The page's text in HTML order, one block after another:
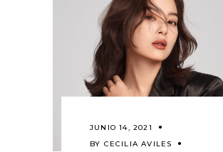
JUNIO 14, 2021
BY CECILIA AVILES